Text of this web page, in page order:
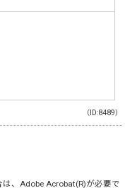
（ID:8489）
は、Adobe Acrobat(R)が必要で